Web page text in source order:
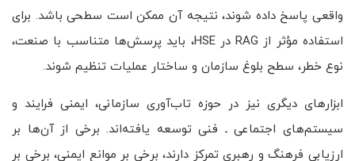
واقعی پاسخ داده شوند، نتیجه آن ممکن است سطحی باشد. برای
استفاده مؤثر از RAG در HSE، باید پرسش‌ها متناسب با صنعت،
نوع خطر، سطح بلوغ سازمان و ساختار عملیات تنظیم شوند.
ابزارهای دیگری نیز در حوزه تاب‌آوری سازمانی، ایمنی فرایند و
سیستم‌های اجتماعی ـ فنی توسعه یافته‌اند. برخی از آن‌ها بر
ارزیابی فرهنگ و رهبری تمرکز دارند، برخی بر موانع ایمنی، برخی بر